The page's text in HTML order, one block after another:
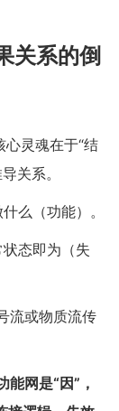
关系的倒
灵魂在于“结
关系。
么（功能）。
态即为（失
流或物质流传
网是“因”，